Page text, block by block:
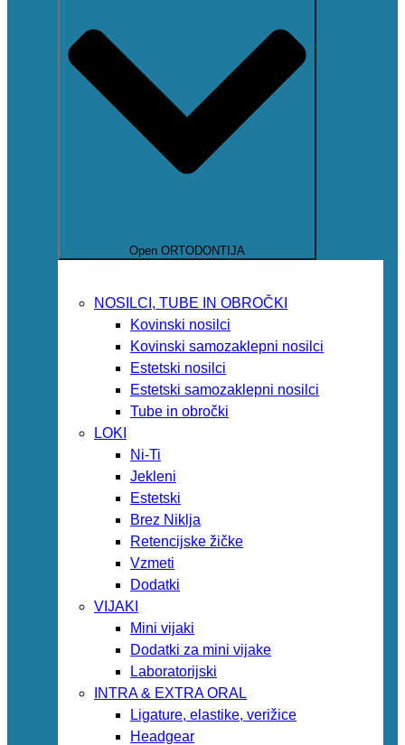
Open ORTODONTIJA
NOSILCI, TUBE IN OBROČKI
Kovinski nosilci
Kovinski samozaklepni nosilci
Estetski nosilci
Estetski samozaklepni nosilci
Tube in obročki
LOKI
Ni-Ti
Jekleni
Estetski
Brez Niklja
Retencijske žičke
Vzmeti
Dodatki
VIJAKI
Mini vijaki
Dodatki za mini vijake
Laboratorijski
INTRA & EXTRA ORAL
Ligature, elastike, verižice
Headgear